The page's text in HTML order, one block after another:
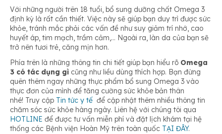
Với những người trên 18 tuổi, bổ sung dưỡng chất Omega 3
định kỳ là rất cần thiết. Việc này sẽ giúp bạn duy trì được sức
khỏe, tránh mắc phải các vấn đề như suy giảm trí nhớ, cao
huyết áp, tim mạch, trầm cảm,… Ngoài ra, làn da của bạn sẽ
trở nên tươi trẻ, căng mịn hơn.
Phía trên là những thông tin chi tiết giúp bạn hiểu rõ Omega
3 có tác dụng gì cũng như liều dùng thích hợp. Bạn đừng
quên thêm ngay những thực phẩm bổ sung Omega 3 vào
thực đơn của mình để tăng cường sức khỏe bản thân
nhé! Truy cập Tin tức y tế để cập nhật thêm nhiều thông tin
chăm sóc sức khỏe hàng ngày. Liên hệ với chúng tôi qua
HOTLINE để được tư vấn miễn phí và đặt lịch khám tại hệ
thống các Bệnh viện Hoàn Mỹ trên toàn quốc TẠI ĐÂY.